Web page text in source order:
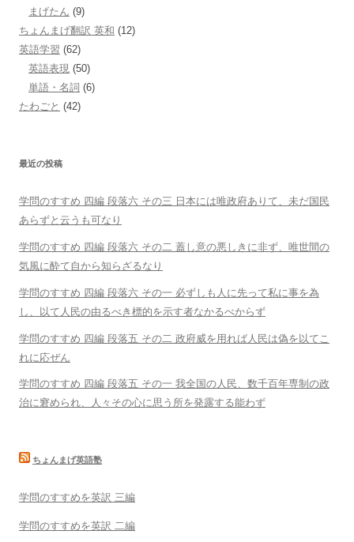
まげたん (9)
ちょんまげ翻訳 英和 (12)
英語学習 (62)
英語表現 (50)
単語・名詞 (6)
たわごと (42)
最近の投稿
学問のすすめ 四編 段落六 その三 日本には唯政府ありて、未だ国民
あらずと云うも可なり
学問のすすめ 四編 段落六 その二 蓋し意の悪しきに非ず、唯世間の
気風に酔て自から知らざるなり
学問のすすめ 四編 段落六 その一 必ずしも人に先って私に事を為
し、以て人民の由るべき標的を示す者なかるべからず
学問のすすめ 四編 段落五 その二 政府威を用れば人民は偽を以てこ
れに応ぜん
学問のすすめ 四編 段落五 その一 我全国の人民、数千百年専制の政
治に窘められ、人々その心に思う所を発露する能わず
ちょんまげ英語塾
学問のすすめを英訳 三編
学問のすすめを英訳 二編